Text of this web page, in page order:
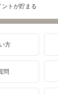
ントが貯まる
方
問